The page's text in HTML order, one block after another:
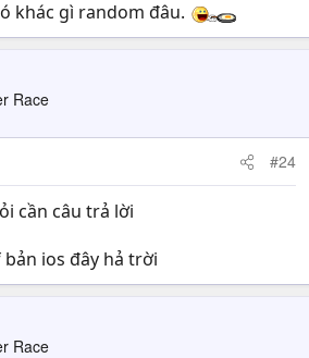
khác gì random đâu.
Race
#24
cần câu trả lời
ios đây hả trời
Race